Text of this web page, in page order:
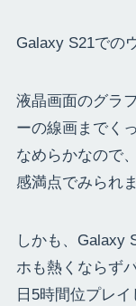
Galaxy S21での
液晶画面のグラ
ーの線画までく
なめらかなので
感満点でみられ
しかも、Galaxy
ホも熱くならず
日5時間位プレ